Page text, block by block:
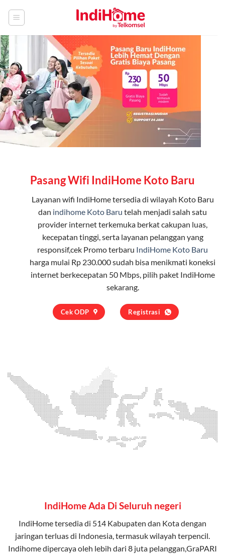
Pasang Wifi IndiHome Koto Baru
Layanan wifi IndiHometersedia di wilayah Koto Baru
dan indihome Koto Baru telah menjadi salah satu
provider internet terkemuka berkat cakupan luas,
kecepatan tinggi, serta layanan pelanggan yang
responsif,cek Promo terbaru IndiHome Koto Baru
harga mulai Rp 230.000 sudah bisa menikmati koneksi
internet berkecepatan 50 Mbps, pilih paket IndiHome
sekarang.
Cek ODP Registrasi
IndiHome Ada Di Seluruh negeri
IndiHome tersedia di 514 Kabupaten dan Kota dengan
jaringan terluas di Indonesia, termasuk wilayah terpencil.
Indihome dipercaya oleh lebih dari 8 juta pelanggan,GraPARI